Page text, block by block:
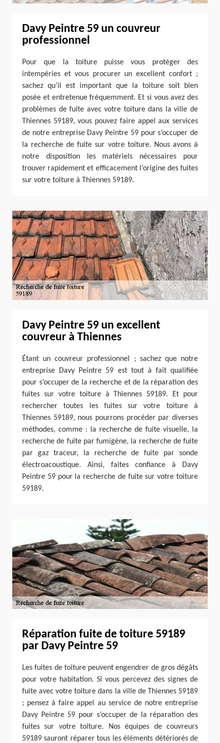
Davy Peintre 59 un couvreur
professionnel
Pour que la toiture puisse vous protéger des
intempéries et vous procurer un excellent confort ;
sachez qu’il est important que la toiture soit bien
posée et entretenue fréquemment. Et si vous avez des
problèmes de fuite avec votre toiture dans la ville de
Thiennes 59189, vous pouvez faire appel aux services
de notre entreprise Davy Peintre 59 pour s’occuper de
la recherche de fuite sur votre toiture. Nous avons à
notre disposition les matériels nécessaires pour
trouver rapidement et efficacement l’origine des fuites
sur votre toiture à Thiennes 59189.
Davy Peintre 59 un excellent
couvreur à Thiennes
Étant un couvreur professionnel ; sachez que notre
entreprise Davy Peintre 59 est tout à fait qualifiée
pour s’occuper de la recherche et de la réparation des
fuites sur votre toiture à Thiennes 59189. Et pour
rechercher toutes les fuites sur votre toiture à
Thiennes 59189, nous pourrons procéder par diverses
méthodes, comme : la recherche de fuite visuelle, la
recherche de fuite par fumigène, la recherche de fuite
par gaz traceur, la recherche de fuite par sonde
électroacoustique. Ainsi, faites confiance à Davy
Peintre 59 pour la recherche de fuite sur votre toiture
59189.
Réparation fuite de toiture 59189
par Davy Peintre 59
Les fuites de toiture peuvent engendrer de gros dégâts
pour votre habitation. Si vous percevez des signes de
fuite avec votre toiture dans la ville de Thiennes 59189
; pensez à faire appel au service de notre entreprise
Davy Peintre 59 pour s’occuper de la réparation des
fuites sur votre toiture. Nos équipes de couvreurs
59189 sauront réparer tous les éléments détériorés de